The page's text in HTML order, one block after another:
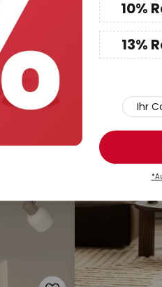
3-
Holz
UVP -25%
Lindby
CHF 129.90
UVPCHF 156.90
10%
13%
Ihr